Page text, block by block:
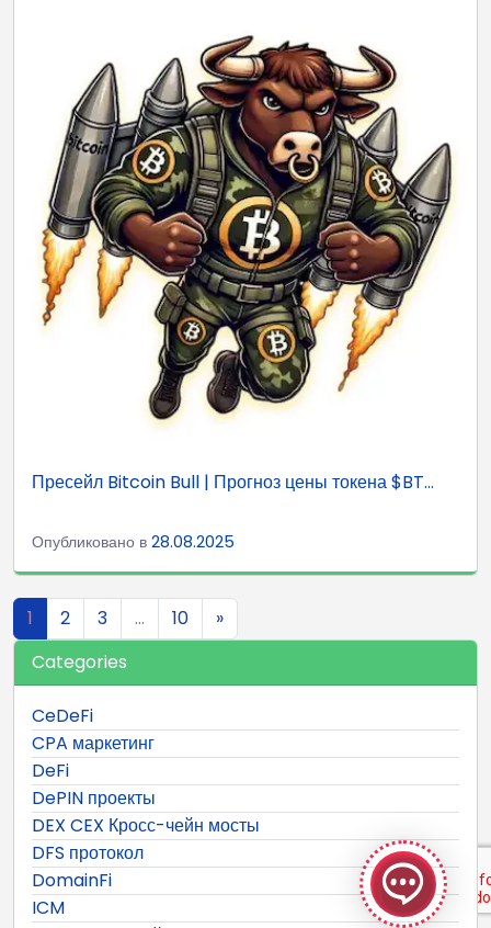
Пресейл Bitcoin Bull | Прогноз цены токена $BT...
Опубликовано в 28.08.2025
Навигация по записям
1 2 3 … 10
»
Categories
CeDeFi
CPA маркетинг
DeFi
DePIN проекты
DEX CEX Кросс-чейн мосты
DFS протокол
DomainFi
ICM
GeekyBot
онлайн
Welcome to GeekyBot! Let me